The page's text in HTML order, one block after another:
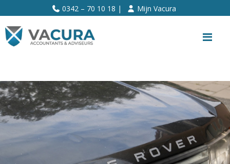
0342 – 70 10 18 | Mijn Vacura